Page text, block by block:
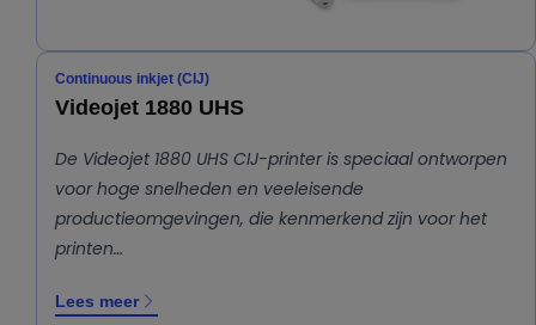
Continuous inkjet (CIJ)
Videojet 1880 UHS
De Videojet 1880 UHS CIJ-printer is speciaal ontworpen
voor hoge snelheden en veeleisende
productieomgevingen, die kenmerkend zijn voor het
printen…
Lees meer